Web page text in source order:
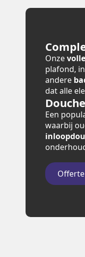
Onze
plafond,
andere
dat alle
Een
waarbij